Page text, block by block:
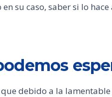
su caso, saber si lo
que debido a la